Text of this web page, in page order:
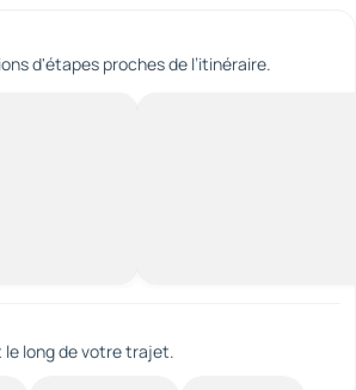
d'étapes proches de l’itinéraire.
le long de votre trajet.